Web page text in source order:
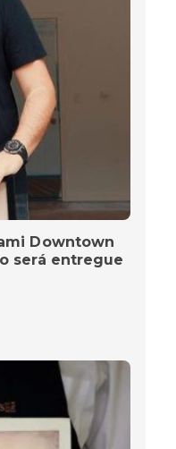
Downtown
será entregue